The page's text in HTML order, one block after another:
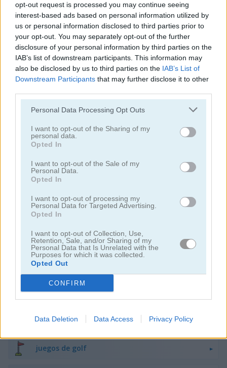
opt-out request is processed you may continue seeing
interest-based ads based on personal information utilized by
us or personal information disclosed to third parties prior to
your opt-out. You may separately opt-out of the further
disclosure of your personal information by third parties on the
IAB’s list of downstream participants. This information may
also be disclosed by us to third parties on the IAB’s List of
Downstream Participants that may further disclose it to other
Personal Data Processing Opt Outs
I want to opt-out of the Sharing of my
personal data.
Opted In
I want to opt-out of the Sale of my
Personal Data.
Opted In
I want to opt-out of processing my
Personal Data for Targeted Advertising.
Opted In
I want to opt-out of Collection, Use,
Retention, Sale, and/or Sharing of my
Personal Data that Is Unrelated with the
Purposes for which it was collected.
Opted Out
CONFIRM
Data Deletion Data Access Privacy Policy
Cheap Golf Troll Boxing
Categorías Relacionadas
juegos de fútbol americano
juegos de béisbol
juegos de basquetbol
juegos de boliche
juegos de boxeo
juegos de cricket
juegos de dardos
juegos de golf